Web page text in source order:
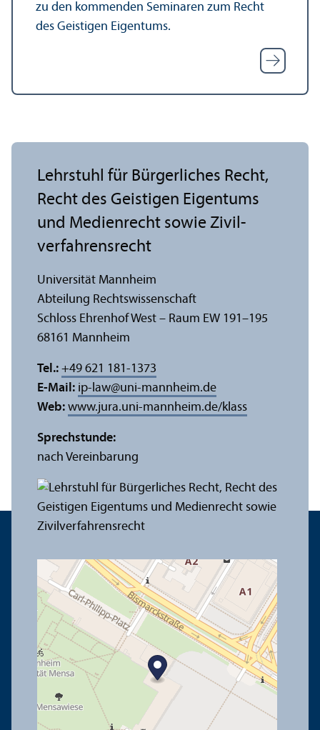
zu den kommenden Seminaren zum Recht
des Geistigen Eigentums.
Lehr­stuhl für Bürgerliches Recht,
Recht des Geistigen Eigentums
und Medienrecht sowie Zivil­
verfahrensrecht
Universität Mannheim
Abteilung Rechts­wissenschaft
Schloss Ehrenhof West – Raum EW 191–195
68161 Mannheim
Tel.: +49 621 181-1373
E-Mail: ip-law@uni-mannheim.de
Web: www.jura.uni-mannheim.de/klass
Sprechstunde:
nach Vereinbarung